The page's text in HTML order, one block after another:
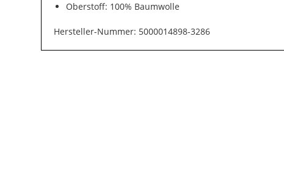
Oberstoff: 100% Baumwolle
Hersteller-Nummer: 5000014898-3286